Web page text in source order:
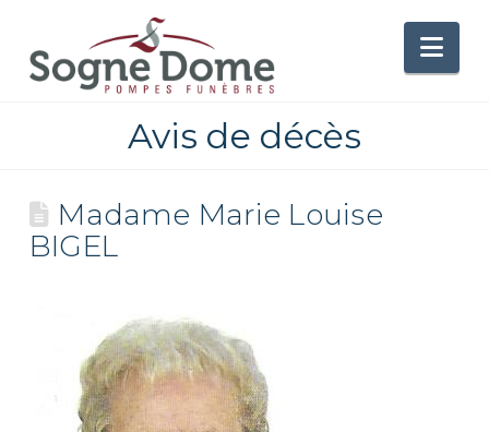
Avis de décès
Madame Marie Louise
BIGEL